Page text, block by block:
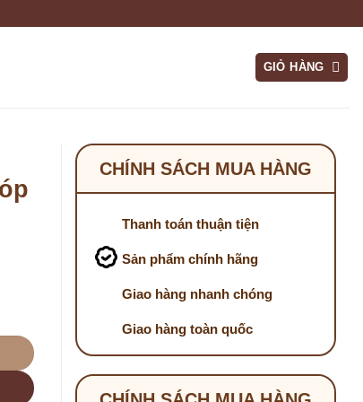
GIỎ HÀNG
CHÍNH SÁCH MUA HÀNG
Thanh toán thuận tiện
Sản phẩm chính hãng
Giao hàng nhanh chóng
Giao hàng toàn quốc